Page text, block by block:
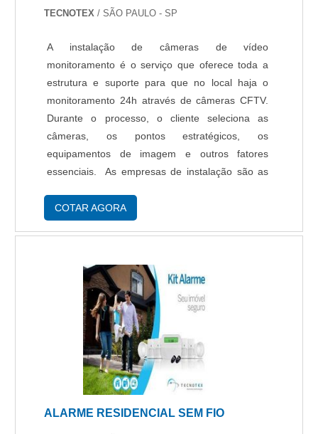
modernos e profissionais experientes. A Protelt é
segmento pela idoneidade em tudo que faz,
garantindo uma entrega de excelência de ponta
a ponta..
TECNOTEX / SÃO PAULO - SP
A instalação de câmeras de vídeo
monitoramento é o serviço que oferece toda a
estrutura e suporte para que no local haja o
monitoramento 24h através de câmeras CFTV.
Durante o processo, o cliente seleciona as
câmeras, os pontos estratégicos, os
equipamentos de imagem e outros fatores
essenciais. As empresas de instalação são as
patrimônio do cliente, devido ao uso de
COTAR AGORA
ALARME RESIDENCIAL SEM FIO